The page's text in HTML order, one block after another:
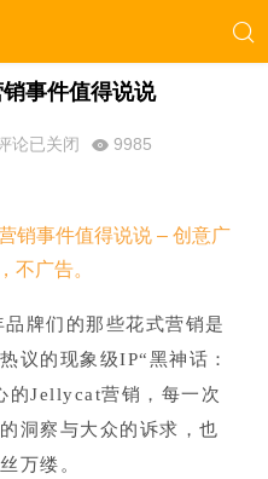
事件值得说说
论已关闭 9985
牌们的那些花式营销是
议的现象级IP“黑神话：
的Jellycat营销，每一 次
洞察与大众的诉求，也
万缕。